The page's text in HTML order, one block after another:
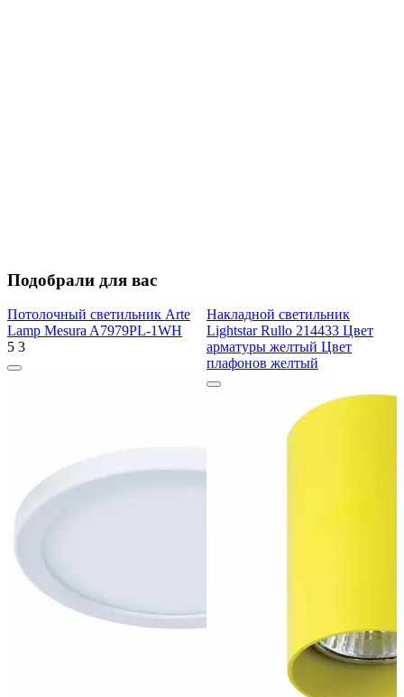
Подобрали для вас
Потолочный светильник Arte
Lamp Mesura A7979PL-1WH
5 3
Накладной светильник
Lightstar Rullo 214433 Цвет
арматуры желтый Цвет
плафонов желтый